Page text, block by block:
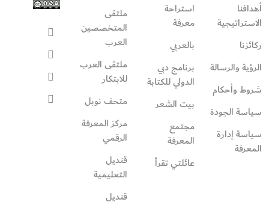
أهدافنا
الاستراتيجية
ركائزنا
الرؤية والرسالة
شروط وأحكام
سياسة الجودة
سياسة إدارة
المعرفة
استراحة
معرفة
بالعربي
برنامج دبي
الدولي للكتابة
بيت الشعر
مجتمع
المعرفة
عائلتي تقرأ‎
ملتقى
المتخصصين
العرب
ملتقى العرب
للابتكار
متحف نوبل
مركز المعرفة
الرقمي
قنديل
التعليمية
قنديل